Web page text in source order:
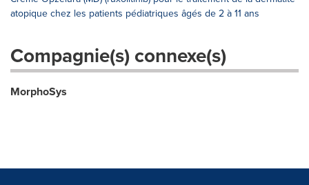
atopique chez les patients pédiatriques âgés de 2 à 11 ans
Compagnie(s) connexe(s)
MorphoSys